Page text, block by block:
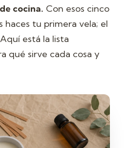
cocina. Con esos cinco
haces tu primera vela; el
está la lista
qué sirve cada cosa y